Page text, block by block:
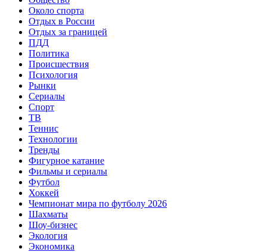
Около спорта
Отдых в России
Отдых за границей
ПДД
Политика
Происшествия
Психология
Рынки
Сериалы
Спорт
ТВ
Теннис
Технологии
Тренды
Фигурное катание
Фильмы и сериалы
Футбол
Хоккей
Чемпионат мира по футболу 2026
Шахматы
Шоу-бизнес
Экология
Экономика